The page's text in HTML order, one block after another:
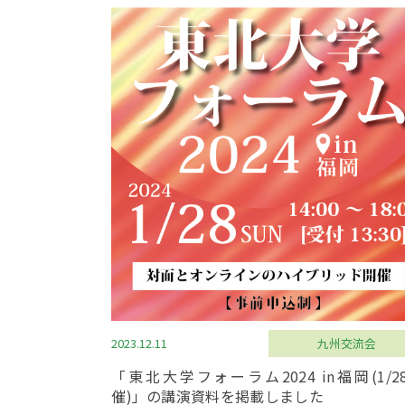
2023.12.11 九州交流会
「東北大学フォーラム2024 in福岡(1/
催)」の講演資料を掲載しました